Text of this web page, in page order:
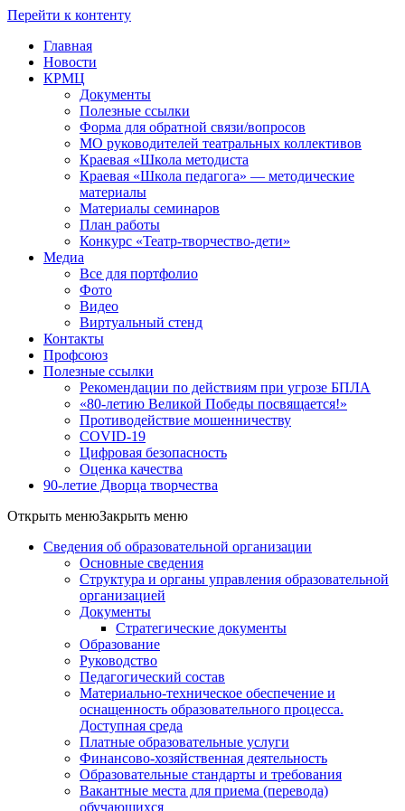
Перейти к контенту
Главная
Новости
КРМЦ
Документы
Полезные ссылки
Форма для обратной связи/вопросов
МО руководителей театральных коллективов
Краевая «Школа методиста
Краевая «Школа педагога» — методические
материалы
Материалы семинаров
План работы
Конкурс «Театр-творчество-дети»
Медиа
Все для портфолио
Фото
Видео
Виртуальный стенд
Контакты
Профсоюз
Полезные ссылки
Рекомендации по действиям при угрозе БПЛА
«80-летию Великой Победы посвящается!»
Противодействие мошенничеству
COVID-19
Цифровая безопасность
Оценка качества
90-летие Дворца творчества
Открыть менюЗакрыть меню
Сведения об образовательной организации
Основные сведения
Структура и органы управления образовательной
организацией
Документы
Стратегические документы
Образование
Руководство
Педагогический состав
Материально-техническое обеспечение и
оснащенность образовательного процесса.
Доступная среда
Платные образовательные услуги
Финансово-хозяйственная деятельность
Образовательные стандарты и требования
Вакантные места для приема (перевода)
обучающихся